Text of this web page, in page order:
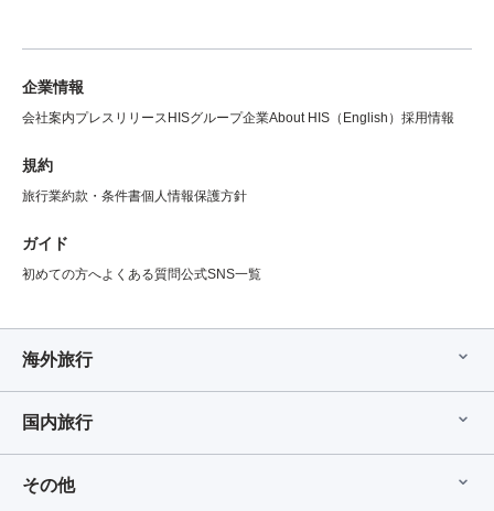
企業情報
会社案内プレスリリース HISグループ企業About HIS（English） 採用情報
規約
旅行業約款・条件書個人情報保護方針
ガイド
初めての方へよくある質問公式SNS一覧
海外旅行
国内旅行
その他